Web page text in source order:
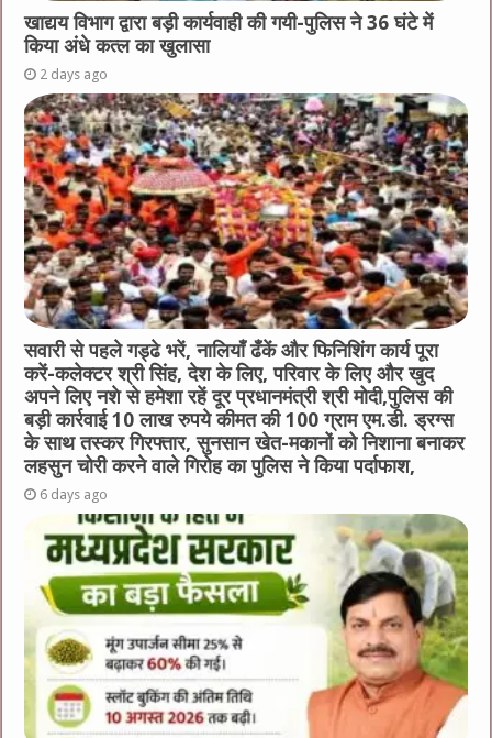
खाद्यय विभाग द्वारा बड़ी कार्यवाही की गयी-पुलिस ने 36 घंटे में
किया अंधे कत्ल का खुलासा
2 days ago
सवारी से पहले गड्ढे भरें, नालियाँ ढँकें और फिनिशिंग कार्य पूरा
करें-कलेक्टर श्री सिंह, देश के लिए, परिवार के लिए और खुद
अपने लिए नशे से हमेशा रहें दूर प्रधानमंत्री श्री मोदी,पुलिस की
बड़ी कार्रवाई 10 लाख रुपये कीमत की 100 ग्राम एम.डी. ड्रग्स
के साथ तस्कर गिरफ्तार, सुनसान खेत-मकानों को निशाना बनाकर
लहसुन चोरी करने वाले गिरोह का पुलिस ने किया पर्दाफाश,
6 days ago